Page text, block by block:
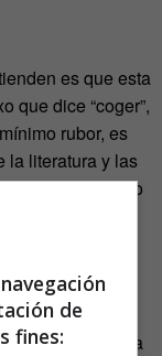
es que esta
que dice “coger”,
rubor, es
la literatura y las
escribir siendo
hacerlo”.
sexo”, plancha a
de
fines: